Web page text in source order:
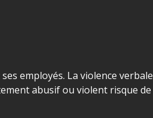
employés. La violence verbale
abusif ou violent risque de